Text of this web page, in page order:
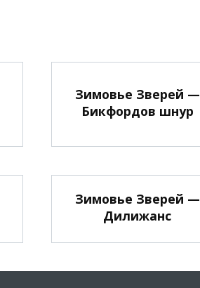
Зимовье Зверей —
Бикфордов шнур
Зимовье Зверей —
Дилижанс